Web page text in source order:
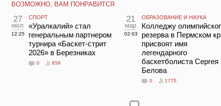
ВОЗМОЖНО, ВАМ ПОНРАВИТСЯ
27
июл
12:25
СПОРТ
«Уралкалий» стал
генеральным партнером
турнира «Баскет-стрит
2026» в Березниках
0 858
21
мар
02:03
ОБРАЗОВАНИЕ И НАУКА
Колледжу
резерва в Пермском
присвоят имя
легендарного
баскетболиста Сергея
Белова
0 1775